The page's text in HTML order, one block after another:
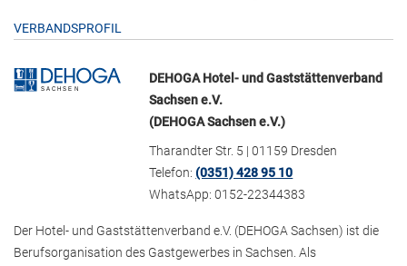
VERBANDSPROFIL
DEHOGA Hotel- und Gaststättenverband
Sachsen e.V.
(DEHOGA Sachsen e.V.)
Tharandter Str. 5 | 01159 Dresden
Telefon:(0351) 428 95 10
WhatsApp: 0152-22344383
Der Hotel- und Gaststättenverband e.V. (DEHOGA Sachsen) ist die
Berufsorganisation des Gastgewerbes in Sachsen. Als